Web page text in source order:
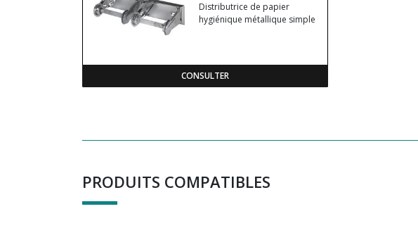
Distributrice de papier
hygiénique métallique simple
CONSULTER
PRODUITS COMPATIBLES